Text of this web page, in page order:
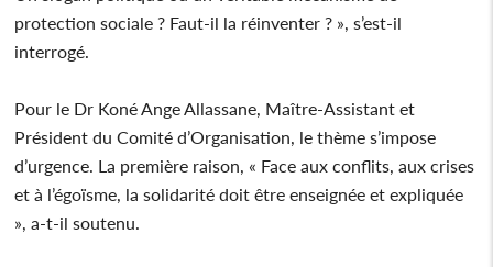
protection sociale ? Faut-il la réinventer ? », s’est-il
interrogé.
Pour le Dr Koné Ange Allassane, Maître-Assistant et
Président du Comité d’Organisation, le thème s’impose
d’urgence. La première raison, « Face aux conflits, aux crises
et à l’égoïsme, la solidarité doit être enseignée et expliquée
», a-t-il soutenu.